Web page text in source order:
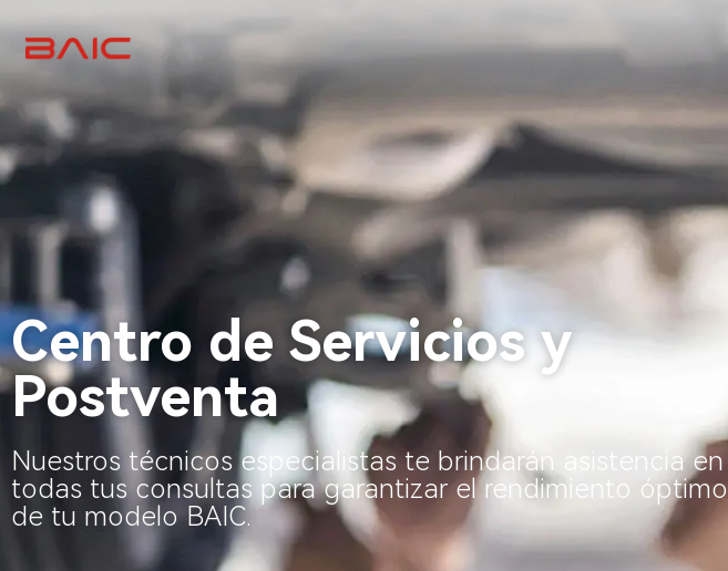
Centro de Servicios y
Postventa
Nuestros técnicos especialistas te brindarán asistencia en
todas tus consultas para garantizar el rendimiento óptimo
de tu modelo BAIC.